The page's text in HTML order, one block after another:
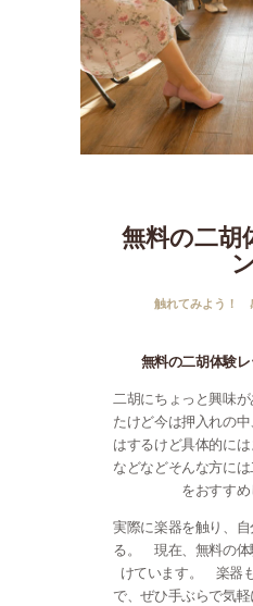
無料の二胡
ン
触れてみよう！
無料の二胡体験レ
二胡にちょっと興味
たけど今は押入れの
はするけど具体的には
などなどそんな方に
をおすすめ
実際に楽器を触り、
る。 現在、無料の体
けています。 楽器
で、ぜひ手ぶらで気軽